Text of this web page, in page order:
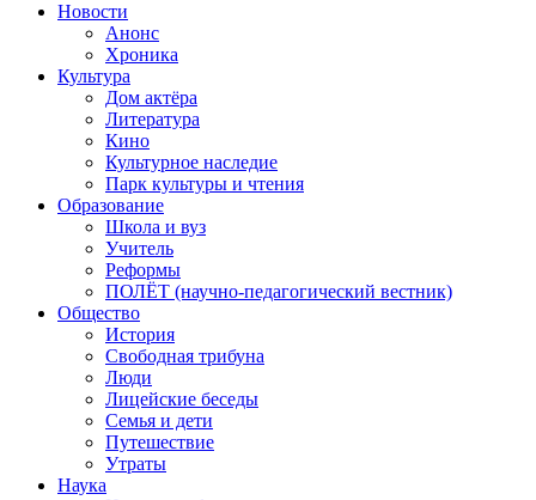
Новости
Анонс
Хроника
Культура
Дом актёра
Литература
Кино
Культурное наследие
Парк культуры и чтения
Образование
Школа и вуз
Учитель
Реформы
ПОЛЁТ (научно-педагогический вестник)
Общество
История
Свободная трибуна
Люди
Лицейские беседы
Семья и дети
Путешествие
Утраты
Наука